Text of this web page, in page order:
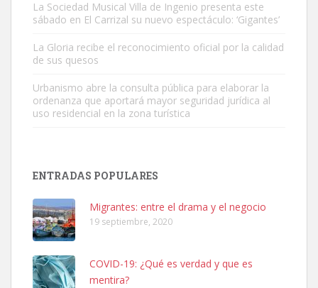
Busco adopción responsable para mi perra. Pastor alemán,
hembra, 4 años. Por motivos personales ...
Leales.org » Gran Canaria
La Sociedad Musical Villa de Ingenio presenta este
sábado en El Carrizal su nuevo espectáculo: ‘Gigantes’
La Gloria recibe el reconocimiento oficial por la calidad
de sus quesos
Urbanismo abre la consulta pública para elaborar la
ordenanza que aportará mayor seguridad jurídica al
uso residencial en la zona turística
ENTRADAS POPULARES
Migrantes: entre el drama y el negocio
19 septiembre, 2020
COVID-19: ¿Qué es verdad y que es
mentira?